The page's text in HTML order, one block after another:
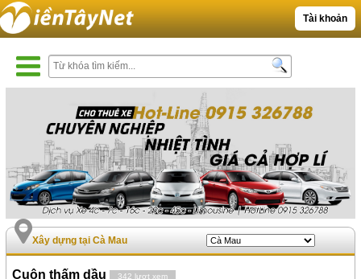
Tài khoản
Xây dựng tại Cà Mau
Cuộn thấm dầu 342 lượt xem